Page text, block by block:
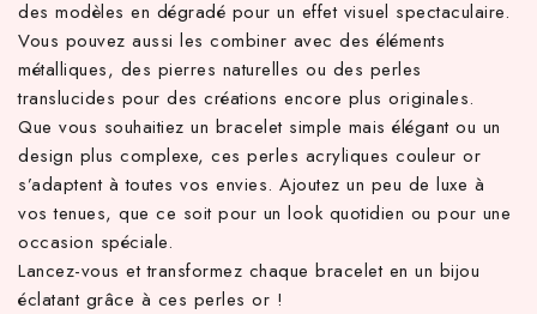
des modèles en dégradé pour un effet visuel spectaculaire.
Vous pouvez aussi les combiner avec des éléments
métalliques, des pierres naturelles ou des perles
translucides pour des créations encore plus originales.
Que vous souhaitiez un bracelet simple mais élégant ou un
design plus complexe, ces perles acryliques couleur or
s’adaptent à toutes vos envies. Ajoutez un peu de luxe à
vos tenues, que ce soit pour un look quotidien ou pour une
occasion spéciale.
Lancez-vous et transformez chaque bracelet en un bijou
éclatant grâce à ces perles or !